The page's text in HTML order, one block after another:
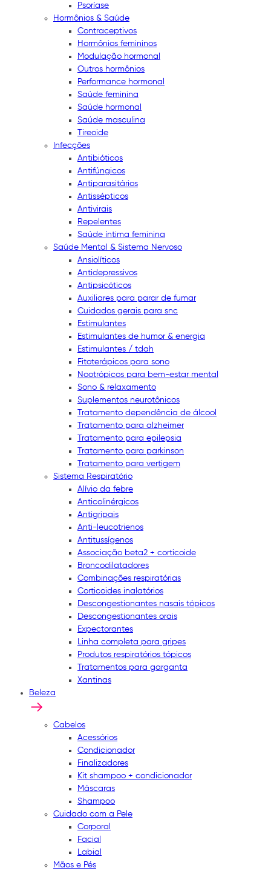
Psoríase
Hormônios & Saúde
Contraceptivos
Hormônios femininos
Modulação hormonal
Outros hormônios
Performance hormonal
Saúde feminina
Saúde hormonal
Saúde masculina
Tireoide
Infecções
Antibióticos
Antifúngicos
Antiparasitários
Antissépticos
Antivirais
Repelentes
Saúde íntima feminina
Saúde Mental & Sistema Nervoso
Ansiolíticos
Antidepressivos
Antipsicóticos
Auxiliares para parar de fumar
Cuidados gerais para snc
Estimulantes
Estimulantes de humor & energia
Estimulantes / tdah
Fitoterápicos para sono
Nootrópicos para bem-estar mental
Sono & relaxamento
Suplementos neurotônicos
Tratamento dependência de álcool
Tratamento para alzheimer
Tratamento para epilepsia
Tratamento para parkinson
Tratamento para vertigem
Sistema Respiratório
Alívio da febre
Anticolinérgicos
Antigripais
Anti-leucotrienos
Antitussígenos
Associação beta2 + corticoide
Broncodilatadores
Combinações respiratórias
Corticoides inalatórios
Descongestionantes nasais tópicos
Descongestionantes orais
Expectorantes
Linha completa para gripes
Produtos respiratórios tópicos
Tratamentos para garganta
Xantinas
Beleza
Cabelos
Acessórios
Condicionador
Finalizadores
Kit shampoo + condicionador
Máscaras
Shampoo
Cuidado com a Pele
Corporal
Facial
Labial
Mãos e Pés